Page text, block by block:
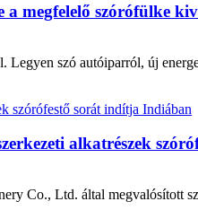
megfelelő szórófülke
szó autóiparról, új
alkatrészek
Co., Ltd. által megvalósított